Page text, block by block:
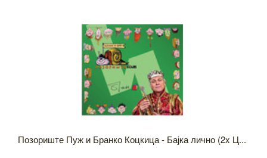
Позориште Пуж и Бранко Коцкица - Бајка лично (2x Ц...